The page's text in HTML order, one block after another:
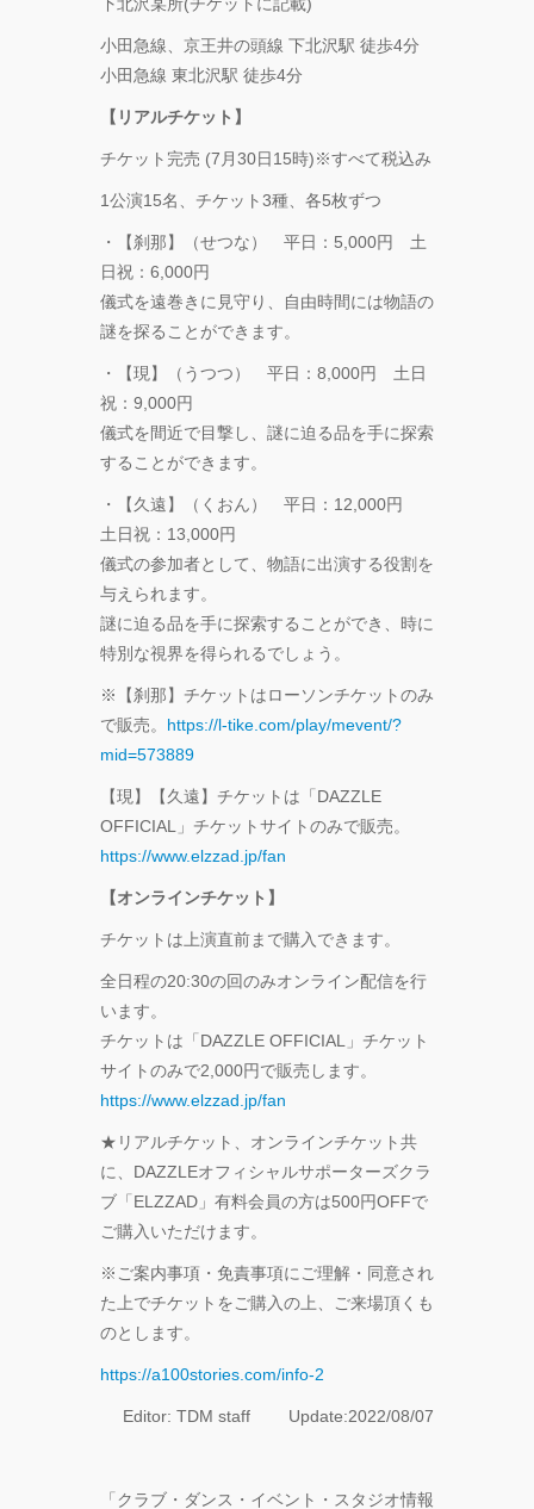
小田急線、京王井の頭線 下北沢駅 徒歩4分
小田急線 東北沢駅 徒歩4分
【リアルチケット】
チケット完売 (7月30日15時)※すべて税込み
1公演15名、チケット3種、各5枚ずつ
・【刹那】（せつな） 平日：5,000円 土
日祝：6,000円
儀式を遠巻きに見守り、自由時間には物語の
謎を探ることができます。
・【現】（うつつ） 平日：8,000円 土日
祝：9,000円
儀式を間近で目撃し、謎に迫る品を手に探索
することができます。
・【久遠】（くおん） 平日：12,000円
土日祝：13,000円
儀式の参加者として、物語に出演する役割を
与えられます。
謎に迫る品を手に探索することができ、時に
特別な視界を得られるでしょう。
※【刹那】チケットはローソンチケットのみ
で販売。 https://l-tike.com/play/mevent/?
mid=573889
【現】【久遠】チケットは「DAZZLE
OFFICIAL」チケットサイトのみで販売。
https://www.elzzad.jp/fan
【オンラインチケット】
チケットは上演直前まで購入できます。
全日程の20:30の回のみオンライン配信を行
います。
チケットは「DAZZLE OFFICIAL」チケット
サイトのみで2,000円で販売します。
https://www.elzzad.jp/fan
★リアルチケット、オンラインチケット共
に、DAZZLEオフィシャルサポーターズクラ
ブ「ELZZAD」有料会員の方は500円OFFで
ご購入いただけます。
※ご案内事項・免責事項にご理解・同意され
た上でチケットをご購入の上、ご来場頂くも
のとします。
https://a100stories.com/info-2
Editor: TDM staff Update:2022/08/07
「クラブ・ダンス・イベント・スタジオ情報